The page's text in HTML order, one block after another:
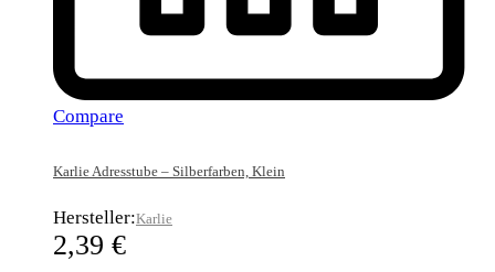
Compare
Karlie Adresstube – Silberfarben, Klein
Hersteller:Karlie
2,39 €